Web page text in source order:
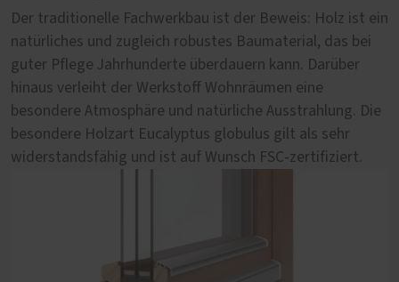
Der traditionelle Fachwerkbau ist der Beweis: Holz ist ein
natürliches und zugleich robustes Baumaterial, das bei
guter Pflege Jahrhunderte überdauern kann. Darüber
hinaus verleiht der Werkstoff Wohnräumen eine
besondere Atmosphäre und natürliche Ausstrahlung. Die
besondere Holzart Eucalyptus globulus gilt als sehr
widerstandsfähig und ist auf Wunsch FSC-zertifiziert.
natürlich
Sie mögen es modern und gleichzeitig natürlich? Dann
empfehlen wir Ihnen eine Falt-Schiebe-Tür aus dem
Materialmix Holz-Aluminium. Die außen aufgebrachte
Vorsatzschale aus Aluminium sieht nicht nur modern aus,
sie schützt auch vor Wind und Wetter. Innen versprüht
die natürliche Holzoberfläche wohltuende Behaglichkeit.